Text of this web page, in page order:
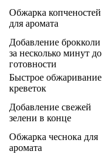
Обжарка копченостей
для аромата
Добавление брокколи
за несколько минут до
готовности
Быстрое обжаривание
креветок
Добавление свежей
зелени в конце
Обжарка чеснока для
аромата